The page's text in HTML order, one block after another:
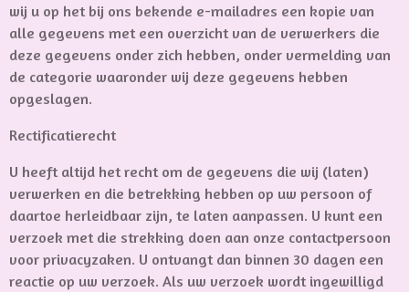
wij u op het bij ons bekende e-mailadres een kopie van
alle gegevens met een overzicht van de verwerkers die
deze gegevens onder zich hebben, onder vermelding van
de categorie waaronder wij deze gegevens hebben
opgeslagen.
Rectificatierecht
U heeft altijd het recht om de gegevens die wij (laten)
verwerken en die betrekking hebben op uw persoon of
daartoe herleidbaar zijn, te laten aanpassen. U kunt een
verzoek met die strekking doen aan onze contactpersoon
voor privacyzaken. U ontvangt dan binnen 30 dagen een
reactie op uw verzoek. Als uw verzoek wordt ingewilligd